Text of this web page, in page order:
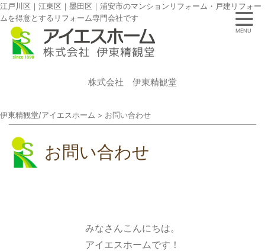
江戸川区｜江東区｜墨田区｜浦安市のマンションリフォーム・戸建リフォー
ムを得意とするリフォーム専門会社です
株式会社 伊東精観堂
伊東精観堂/アイエスホーム > お問い合わせ
お問い合わせ
みなさんこんにちは。
アイエスホームです！
MENU